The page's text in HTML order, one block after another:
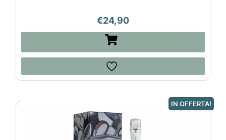
€24,90
IN OFFERTA!